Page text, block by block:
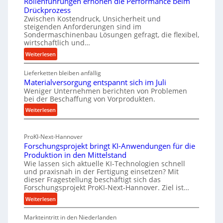
v
n
I
n
u
s
t
r
e
r
s
a
t
z
o
d
e
r
n
a
h
a
l
t
i
g
W
e
Drückprozess
Zwischen Kostendruck, Unsicherheit und
steigenden Anforderungen sind im
Sondermaschinenbau Lösungen gefragt, die flexibel,
wirtschaftlich und…
Weiterlesen:
R
o
l
l
e
n
f
h
r
u
n
g
e
n
e
Lieferketten bleiben anfällig
Materialversorgung entspannt sich im Juli
Weniger Unternehmen berichten von Problemen
bei der Beschaffung von Vorprodukten.
Weiterlesen:
M
t
e
r
i
a
l
v
e
ProKI-Next-Hannover
Forschungsprojekt bringt KI-Anwendungen für die
Produktion in den Mittelstand
Wie lassen sich aktuelle KI-Technologien schnell
und praxisnah in der Fertigung einsetzen? Mit
dieser Fragestellung beschäftigt sich das
Forschungsprojekt ProKI-Next-Hannover. Ziel ist…
Weiterlesen:
F
o
Markteintritt in den Niederlanden